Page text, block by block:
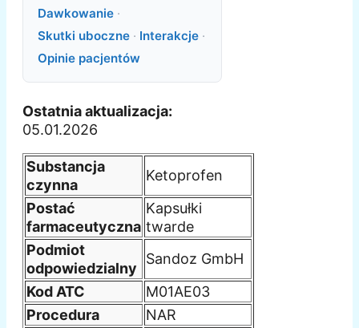
Dawkowanie ·
Skutki uboczne · Interakcje ·
Opinie pacjentów
Ostatnia aktualizacja:
05.01.2026
Substancja
czynna
Ketoprofen
Postać
farmaceutyczna
Kapsułki
twarde
Podmiot
odpowiedzialny
Sandoz GmbH
Kod ATC
M01AE03
Procedura
NAR